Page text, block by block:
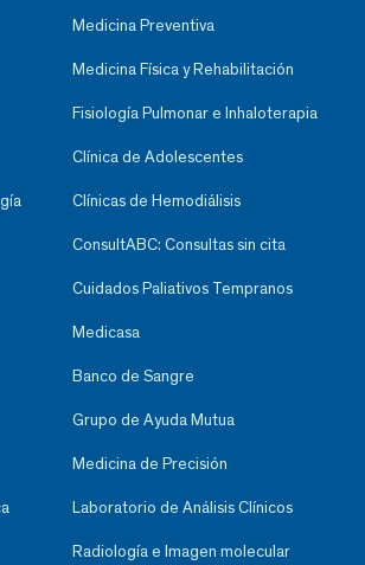
Medicina Preventiva
Medicina Física y Rehabilitación
Fisiología Pulmonar e Inhaloterapia
Clínica de Adolescentes
Clínicas de Hemodiálisis
ConsultABC: Consultas sin cita
Cuidados Paliativos Tempranos
Medicasa
Banco de Sangre
Grupo de Ayuda Mutua
Medicina de Precisión
Laboratorio de Análisis Clínicos
Radiología e Imagen molecular